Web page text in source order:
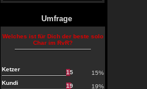
Umfrage
Welches ist für Dich der beste solo
Char im RvR?
Ketzer 15
15%
Kundi
19
19%